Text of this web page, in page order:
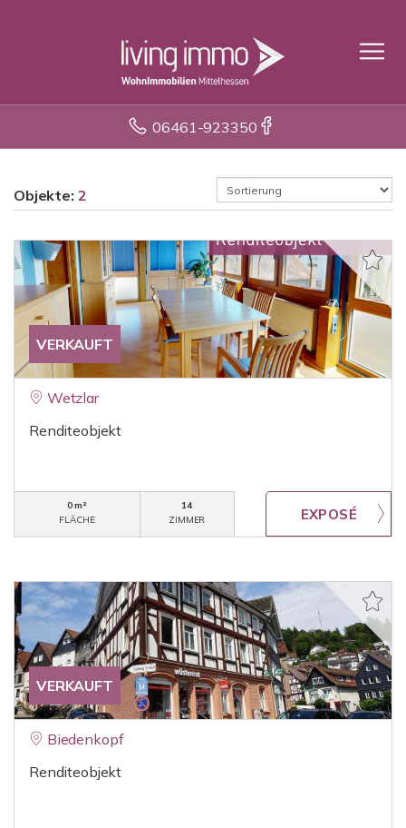
06461-923350
Objekte: 2
VERKAUFT
Wetzlar
Renditeobjekt
0 m²
FLÄCHE
14
ZIMMER
VERKAUFT
Biedenkopf
Renditeobjekt